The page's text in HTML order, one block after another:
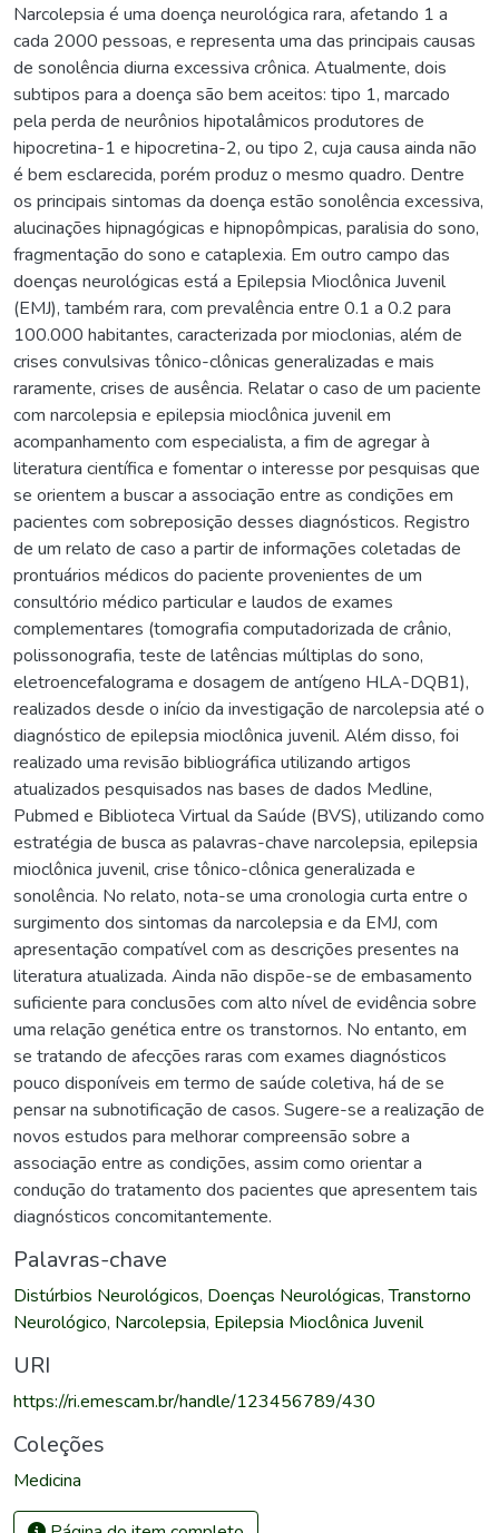
Narcolepsia é uma doença neurológica rara, afetando 1 a
cada 2000 pessoas, e representa uma das principais causas
de sonolência diurna excessiva crônica. Atualmente, dois
subtipos para a doença são bem aceitos: tipo 1, marcado
pela perda de neurônios hipotalâmicos produtores de
hipocretina-1 e hipocretina-2, ou tipo 2, cuja causa ainda não
é bem esclarecida, porém produz o mesmo quadro. Dentre
os principais sintomas da doença estão sonolência excessiva,
alucinações hipnagógicas e hipnopômpicas, paralisia do sono,
fragmentação do sono e cataplexia. Em outro campo das
doenças neurológicas está a Epilepsia Mioclônica Juvenil
(EMJ), também rara, com prevalência entre 0.1 a 0.2 para
100.000 habitantes, caracterizada por mioclonias, além de
crises convulsivas tônico-clônicas generalizadas e mais
raramente, crises de ausência. Relatar o caso de um paciente
com narcolepsia e epilepsia mioclônica juvenil em
acompanhamento com especialista, a fim de agregar à
literatura científica e fomentar o interesse por pesquisas que
se orientem a buscar a associação entre as condições em
pacientes com sobreposição desses diagnósticos. Registro
de um relato de caso a partir de informações coletadas de
prontuários médicos do paciente provenientes de um
consultório médico particular e laudos de exames
complementares (tomografia computadorizada de crânio,
polissonografia, teste de latências múltiplas do sono,
eletroencefalograma e dosagem de antígeno HLA-DQB1),
realizados desde o início da investigação de narcolepsia até o
diagnóstico de epilepsia mioclônica juvenil. Além disso, foi
realizado uma revisão bibliográfica utilizando artigos
atualizados pesquisados nas bases de dados Medline,
Pubmed e Biblioteca Virtual da Saúde (BVS), utilizando como
estratégia de busca as palavras-chave narcolepsia, epilepsia
mioclônica juvenil, crise tônico-clônica generalizada e
sonolência. No relato, nota-se uma cronologia curta entre o
surgimento dos sintomas da narcolepsia e da EMJ, com
apresentação compatível com as descrições presentes na
literatura atualizada. Ainda não dispõe-se de embasamento
suficiente para conclusões com alto nível de evidência sobre
uma relação genética entre os transtornos. No entanto, em
se tratando de afecções raras com exames diagnósticos
pouco disponíveis em termo de saúde coletiva, há de se
pensar na subnotificação de casos. Sugere-se a realização de
novos estudos para melhorar compreensão sobre a
associação entre as condições, assim como orientar a
condução do tratamento dos pacientes que apresentem tais
diagnósticos concomitantemente.
Palavras-chave
Distúrbios Neurológicos, Doenças Neurológicas,Transtorno
Neurológico, Narcolepsia, Epilepsia Mioclônica Juvenil
URI
https://ri.emescam.br/handle/123456789/430
Coleções
Medicina